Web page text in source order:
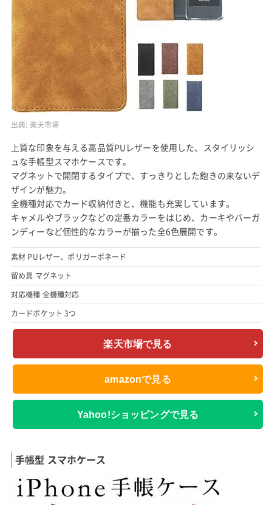
出典: 楽天市場
上質な印象を与える高品質PUレザーを使用した、スタイリッシ
ュな手帳型スマホケースです。
マグネットで開閉するタイプで、すっきりとした飽きの来ないデ
ザインが魅力。
全機種対応でカード収納付きと、機能も充実しています。
キャメルやブラックなどの定番カラーをはじめ、カーキやバーガ
ンディーなど個性的なカラーが揃った全6色展開です。
素材 PUレザー、ポリガーボネード
留め具 マグネット
対応機種 全機種対応
カードポケット 3つ
楽天市場で見る
amazonで見る
Yahoo!ショッピングで見る
手帳型 スマホケース